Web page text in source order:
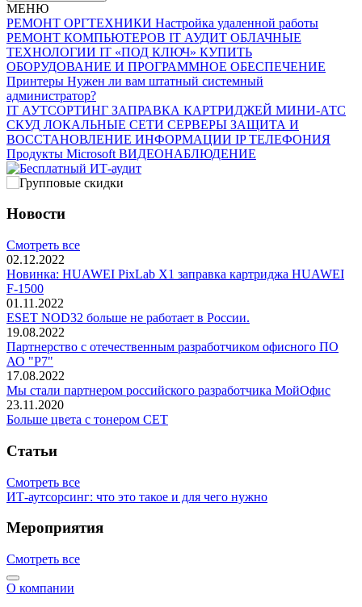
МЕНЮ
РЕМОНТ ОРГТЕХНИКИ Настройка удаленной работы
РЕМОНТ КОМПЬЮТЕРОВ IT АУДИТ ОБЛАЧНЫЕ
ТЕХНОЛОГИИ IT «ПОД КЛЮЧ» КУПИТЬ
ОБОРУДОВАНИЕ И ПРОГРАММНОЕ ОБЕСПЕЧЕНИЕ
Принтеры Нужен ли вам штатный системный
администратор?
IT АУТСОРТИНГ ЗАПРАВКА КАРТРИДЖЕЙ МИНИ-АТС
СКУД ЛОКАЛЬНЫЕ СЕТИ СЕРВЕРЫ ЗАЩИТА И
ВОССТАНОВЛЕНИЕ ИНФОРМАЦИИ IP ТЕЛЕФОНИЯ
Продукты Microsoft ВИДЕОНАБЛЮДЕНИЕ
Новости
Смотреть все
02.12.2022
Новинка: HUAWEI PixLab X1 заправка картриджа HUAWEI
F-1500
01.11.2022
ESET NOD32 больше не работает в России.
19.08.2022
Партнерство с отечественным разработчиком офисного ПО
АО "Р7"
17.08.2022
Мы стали партнером российского разработчика МойОфис
23.11.2020
Больше цвета с тонером СЕТ
Статьи
Смотреть все
ИТ-аутсорсинг: что это такое и для чего нужно
Мероприятия
Смотреть все
О компании